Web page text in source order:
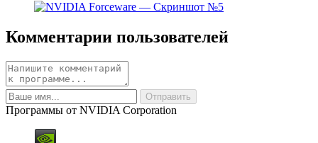
Комментарии пользователей
Программы от NVIDIA Corporation